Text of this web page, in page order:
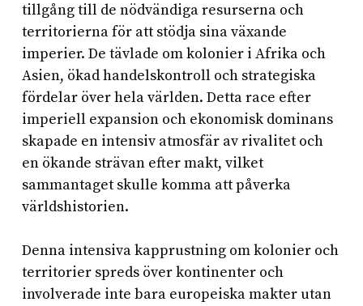
tillgång till de nödvändiga resurserna och
territorierna för att stödja sina växande
imperier. De tävlade om kolonier i Afrika och
Asien, ökad handelskontroll och strategiska
fördelar över hela världen. Detta race efter
imperiell expansion och ekonomisk dominans
skapade en intensiv atmosfär av rivalitet och
en ökande strävan efter makt, vilket
sammantaget skulle komma att påverka
världshistorien.
Denna intensiva kapprustning om kolonier och
territorier spreds över kontinenter och
involverade inte bara europeiska makter utan